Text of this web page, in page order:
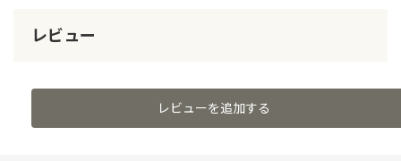
レビュー
レビューを追加する